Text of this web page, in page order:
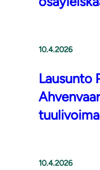
10.4.2026
Lausunto
10.4.2026